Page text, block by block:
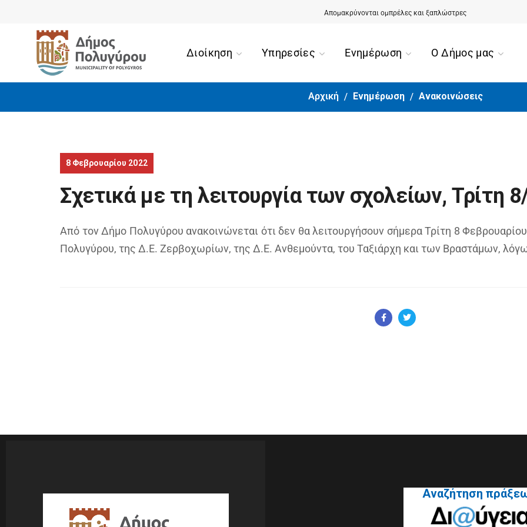
Απομακρύνονται ομπρέλες και ξαπλώστρες
Αίσιο τέλος για την περιπέτεια της 90χρονης από την Ορμύλια
Διοίκηση Υπηρεσίες Ενημέρωση Ο Δήμος μας
Αρχική Ενημέρωση Ανακοινώσεις
8 Φεβρουαρίου 2022
Σχετικά με τη λειτουργία των σχολείων, Τρίτη
Από τον Δήμο Πολυγύρου ανακοινώνεται ότι δεν θα λειτουργήσουν σήμερα Τρίτη 8
Πολυγύρου, της Δ.Ε. Ζερβοχωρίων, της Δ.Ε. Ανθεμούντα, του Ταξιάρχη και των Βραστάμων,
Αναζήτηση